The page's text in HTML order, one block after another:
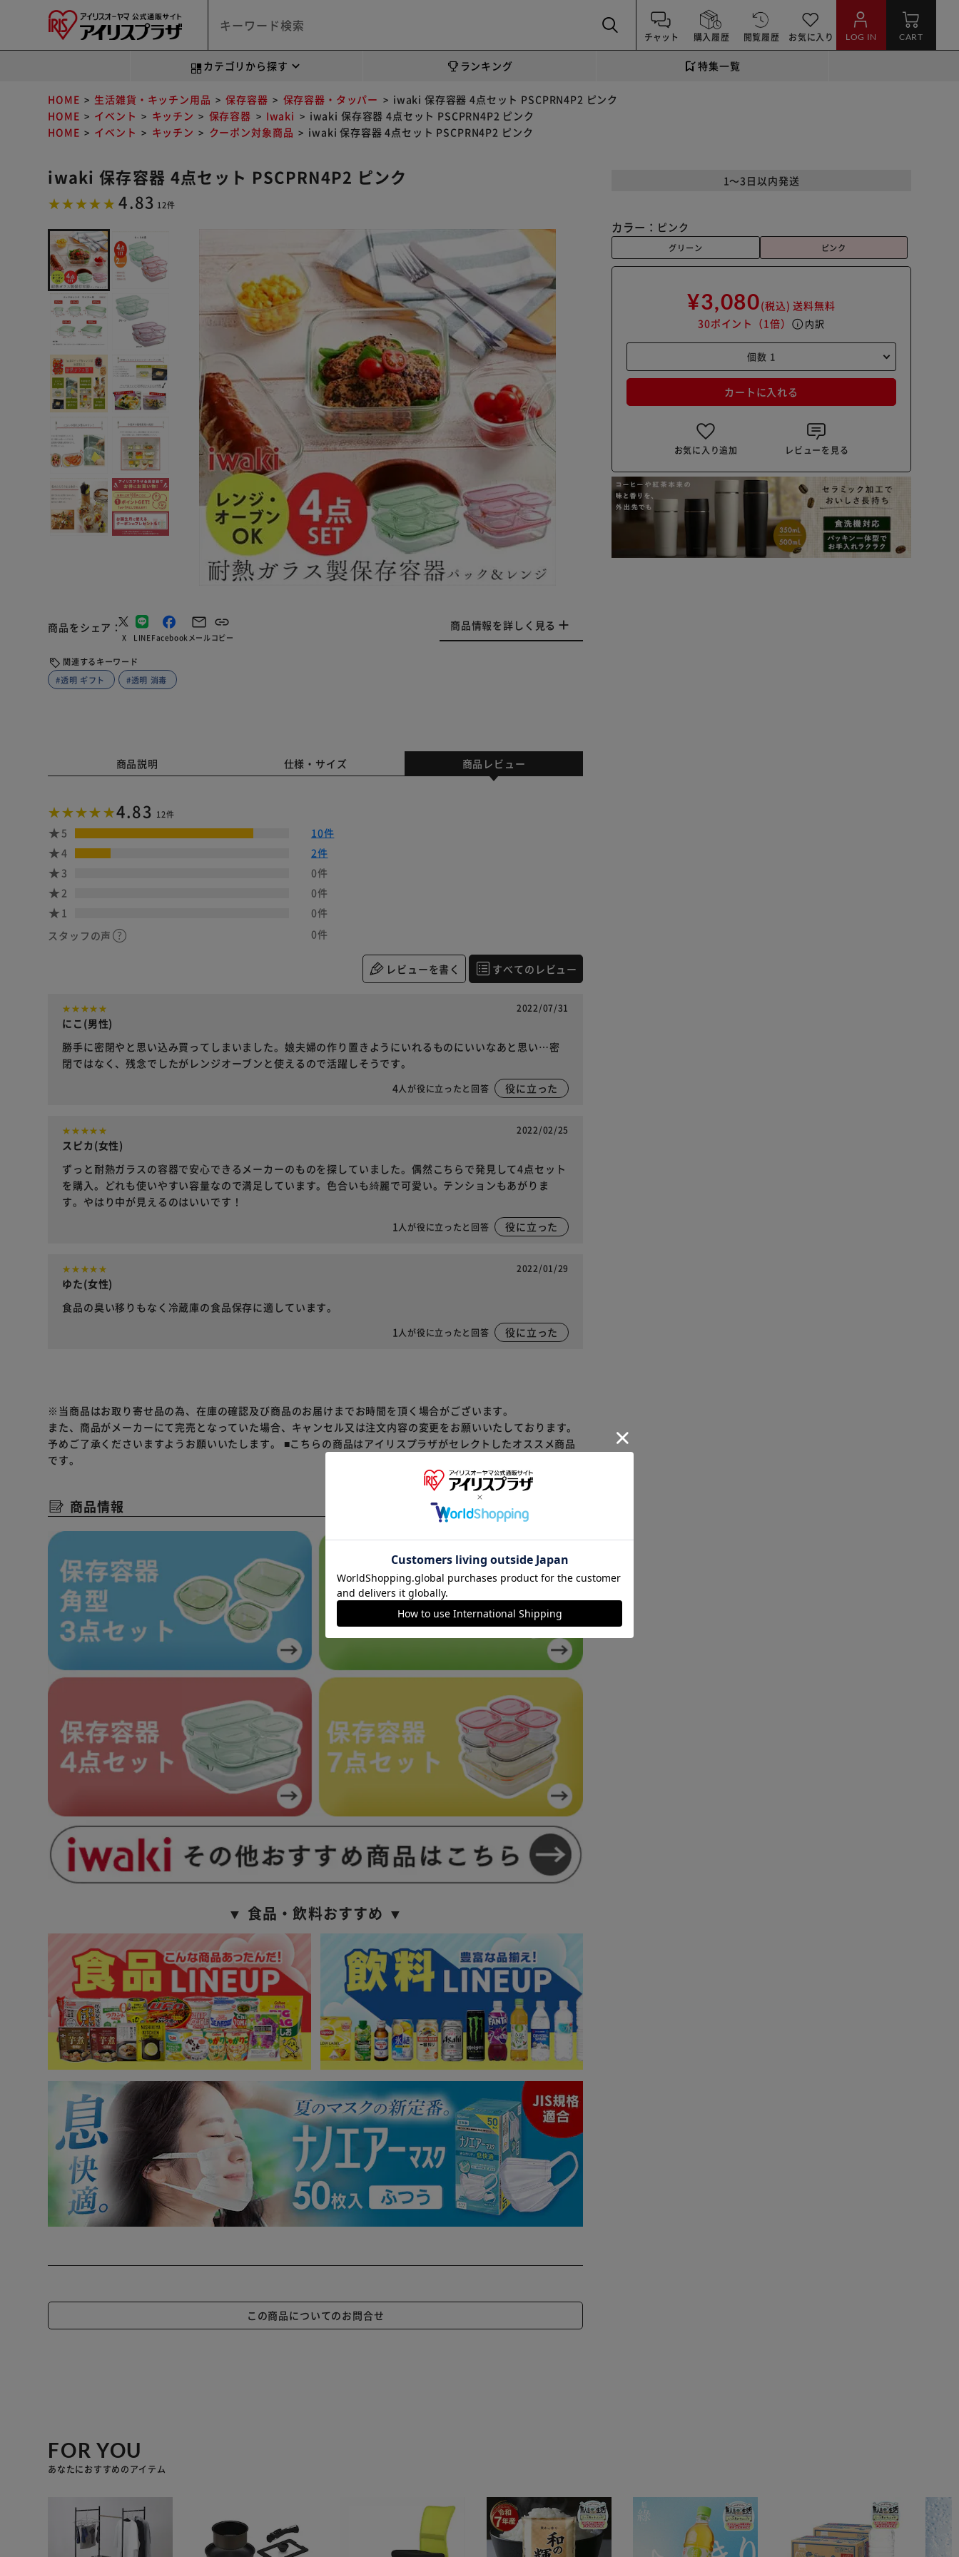
チャット 購入履歴 閲覧履歴 お気に入り LOG IN CART
カテゴリから探す ランキング 特集一覧
HOME 生活雑貨・キッチン用品 保存容器 保存容器・タッパー
iwaki 保存容器 4点セット PSCPRN4P2 ピンク
HOME
イベント キッチン 保存容器 Iwaki
iwaki 保存容器 4点セット PSCPRN4P2 ピンク
HOME
イベント キッチン クーポン対象商品 iwaki 保存容器 4点セット PSCPRN4P2 ピンク
iwaki 保存容器 4点セット PSCPRN4P2 ピンク
4.83 12件
商品をシェア
X LINEFacebookメールコピー
商品情報を詳しく見る
関連するキーワード
#透明 ギフト
#透明 消毒
1～3日以内発送
カラー： ピンク
グリーン ピンク
¥3,080(税込) 送料無料
30ポイント （1倍） info 内訳
カートに入れる
お気に入り追加 レビューを見る
商品説明 仕様・サイズ 商品レビュー
4.83 12件
5
10件
4
2件
3
0件
2
0件
1
0件
スタッフの声
0件
レビューを書く すべてのレビュー
2022/07/31
にこ(男性)
勝手に密閉やと思い込み買ってしまいました。娘夫婦の作り置きようにいれるものにいいなあと思い…密
閉ではなく、残念でしたがレンジオーブンと使えるので活躍しそうです。
4人が役に立ったと回答 役に立った
2022/02/25
スピカ(女性)
ずっと耐熱ガラスの容器で安心できるメーカーのものを探していました。偶然こちらで発見して4点セット
を購入。どれも使いやすい容量なので満足しています。色合いも綺麗で可愛い。テンションもあがりま
す。やはり中が見えるのはいいです！
1人が役に立ったと回答 役に立った
2022/01/29
ゆた(女性)
食品の臭い移りもなく冷蔵庫の食品保存に適しています。
1人が役に立ったと回答 役に立った
※当商品はお取り寄せ品の為、在庫の確認及び商品のお届けまでお時間を頂く場合がございます。
また、商品がメーカーにて完売となっていた場合、キャンセル又は注文内容の変更をお願いいたしております。
予めご了承くださいますようお願いいたします。 ■こちらの商品はアイリスプラザがセレクトしたオススメ商品
です。
商品情報
▼ 食品・飲料おすすめ ▼
この商品についてのお問合せ
FOR YOU
あなたにおすすめのアイテム
※ご確認ください